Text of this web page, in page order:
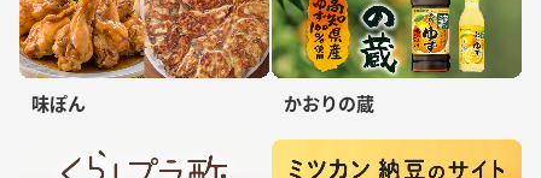
味ぽん かおりの蔵